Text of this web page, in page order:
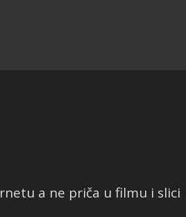
a ne priča u filmu i slici